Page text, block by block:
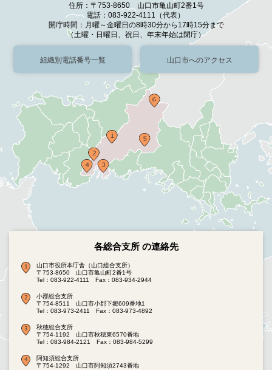
住所：〒753-8650 山口市亀山町2番1号
電話：083-922-4111（代表）
開庁時間：月曜～金曜日の8時30分から17時15分まで
（土曜・日曜日、祝日、年末年始は閉庁）
組織別電話番号一覧 山口市へのアクセス
各総合支所 の連絡先
山口市役所本庁舎（山口総合支所）
〒753-8650 山口市亀山町2番1号
Tel：083-922-4111
Fax：083-934-2944
小郡総合支所
〒754-8511 山口市小郡下郷609番地1
Tel：083-973-2411
Fax：083-973-4892
秋穂総合支所
〒754-1192 山口市秋穂東6570番地
Tel：083-984-2121
Fax：083-984-5299
阿知須総合支所
〒754-1292 山口市阿知須2743番地